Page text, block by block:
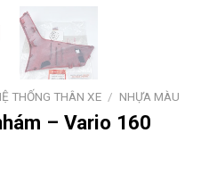
THỐNG THÂN XE / NHỰA MÀU
– Vario 160